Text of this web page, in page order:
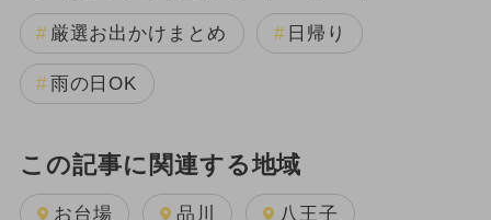
厳選お出かけまとめ 日帰り
雨の日OK
この記事に関連する地域
お台場 品川 八王子